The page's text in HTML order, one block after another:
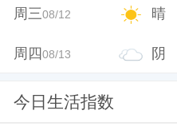
周三08/12 晴
周四08/13 阴
今日生活指数